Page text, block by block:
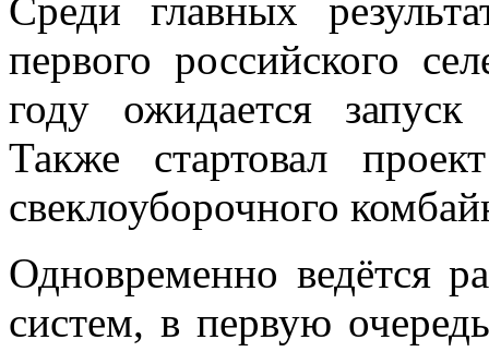
Среди главных
первого российского
году ожидается запуск
Также стартовал
свеклоуборочного
Одновременно ведётся
систем, в первую